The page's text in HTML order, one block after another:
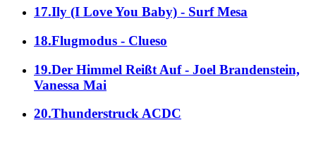
17.Ily (I Love You Baby) - Surf Mesa
18.Flugmodus - Clueso
19.Der Himmel Reißt Auf - Joel Brandenstein,
Vanessa Mai
20.Thunderstruck ACDC